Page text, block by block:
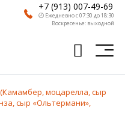
+7 (913) 007-49-69
🕗 Ежедневно с 07:30 до 18:30
Воскресенье: выходной
моцарелла, сыр
сыр «Ольтермани»,